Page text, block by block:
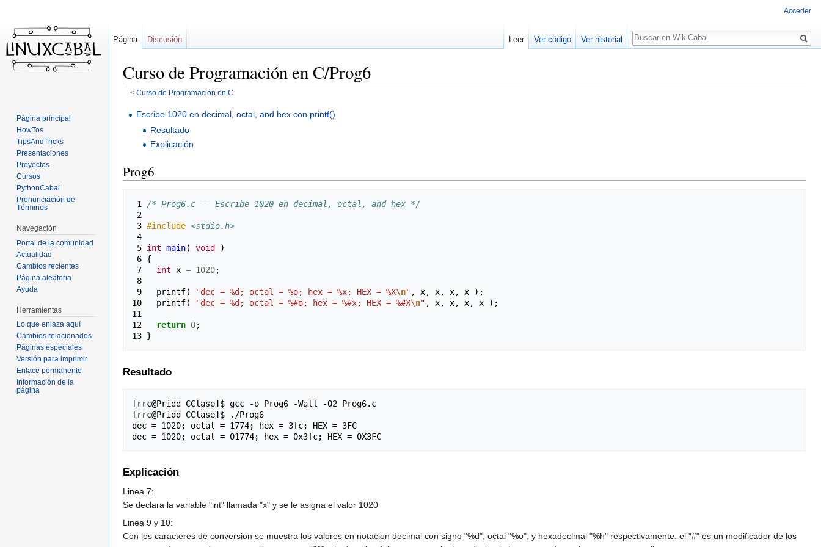
Curso de Programación en C/Prog6
< Curso de Programación en C
Escribe 1020 en decimal, octal, and hex con printf()
Resultado
Explicación
Prog6
1 /* Prog6.c -- Escribe 1020 en decimal, octal, and hex */
2
3 #include <stdio.h>
4
5 int main( void
)
6 {
7
int x = 1020;
8
9
printf( "dec = %d; octal = %o; hex = %x; HEX = %X\n" , x, x, x, x
);
10
printf( "dec = %d; octal = %#o; hex = %#x; HEX = %#X\n" , x, x, x, x
);
11
12
return 0;
13 }
Resultado
[rrc@Pridd CClase]$ gcc -o Prog6 -Wall -O2 Prog6.c
[rrc@Pridd CClase]$ ./Prog6
dec = 1020; octal = 1774; hex = 3fc; HEX = 3FC
Explicación
Linea 7:
Se declara la variable "int" llamada "x" y se le asigna el valor 1020
Linea 9 y 10:
Con los caracteres de conversion se muestra los valores en notacion decimal con signo "%d", octal "%o", y hexadecimal "%h" respectivamente. el "#" es un modificador de los
Acceder
Página Discusión Leer Ver código Ver historial
Buscar
Página principal
HowTos
TipsAndTricks
Presentaciones
Proyectos
Cursos
PythonCabal
Pronunciación de
Términos
Navegación
Portal de la comunidad
Actualidad
Cambios recientes
Página aleatoria
Ayuda
Herramientas
Lo que enlaza aquí
Cambios relacionados
Páginas especiales
Versión para imprimir
Enlace permanente
Información de la
página